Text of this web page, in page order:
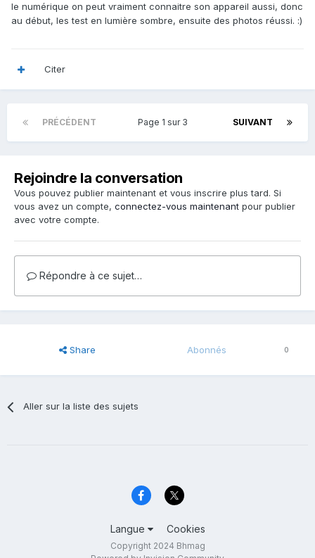
le numérique on peut vraiment connaitre son appareil aussi, donc
au début, les test en lumière sombre, ensuite des photos réussi. :)
Citer
PRÉCÉDENT SUIVANT
Page 1 sur 3
Rejoindre la conversation
Vous pouvez publier maintenant et vous inscrire plus tard. Si
vous avez un compte, connectez-vous maintenant pour publier
avec votre compte.
Répondre à ce sujet…
Share Abonnés 0
Aller sur la liste des sujets
Langue Cookies
Copyright 2024 Bhmag